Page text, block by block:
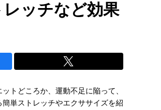
ッチなど効果
トどころか、運動不足に陥って、
単ストレッチやエクササイズを紹